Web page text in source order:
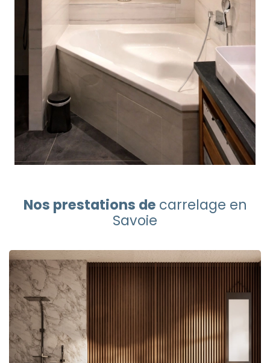
Nos prestations de carrelage en
Savoie